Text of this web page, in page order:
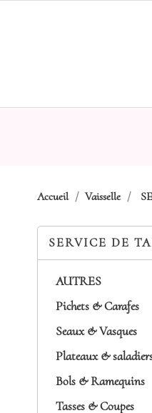
Accueil Vaisselle
SERVICE DE
AUTRES
Pichets & Carafes
Seaux & Vasques
Plateaux &
Bols & Ramequins
Tasses & Coupes